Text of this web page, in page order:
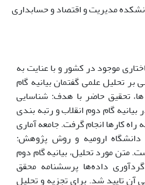
مدیریت و اقتصاد و حسابداری
موجود در کشور و با عنایت به
بر تحلیل علمی گفتمان بیانیه گام
تحقیق حاضر با هدف: شناسایی
گام دوم انقلاب و رتبه بندی
راه کارها انجام گرفت. جامعه آماری
ارومیه و روش پژوهش:
متن مورد تحلیل، بیانیه گام دوم
داده‌ها پرسشنامه محقق
آن تایید شد. برای تجزیه و تحلیل